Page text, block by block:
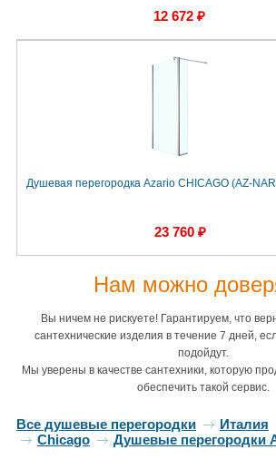
12 672 ₽
Душевая перегородка Azario CHICAGO (AZ-
23 760 ₽
Нам можно
Вы ничем не рискуете! Гарантируем, что
сантехнические изделия в течение 7 дней,
подойдут.
Мы уверены в качестве сантехники, которую
обеспечить такой сервис.
Все душевые перегородки Италия
Chicago
Душевые перегородки